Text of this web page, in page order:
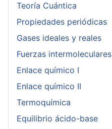
Teoría Cuántica
Propiedades periódicas
Gases ideales y reales
Fuerzas intermoleculares
Enlace químico I
Enlace químico II
Termoquímica
Equilibrio ácido-base